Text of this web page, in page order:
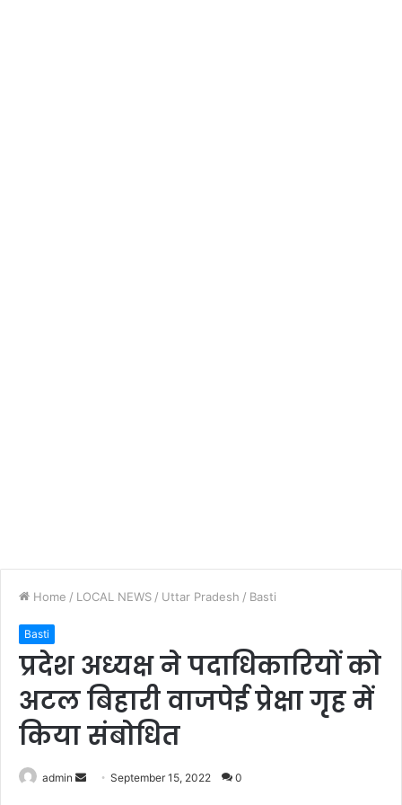
Home / LOCAL NEWS / Uttar Pradesh / Basti
Basti
प्रदेश अध्यक्ष ने पदाधिकारियों को
अटल बिहारी वाजपेई प्रेक्षा गृह में
किया संबोधित
admin September 15, 2022 0